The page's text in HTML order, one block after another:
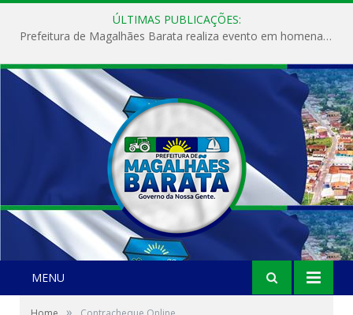
ÚLTIMAS PUBLICAÇÕES:
Prefeitura de Magalhães Barata realiza evento em homenagem ao Dia Internacional da Mulher
MENU